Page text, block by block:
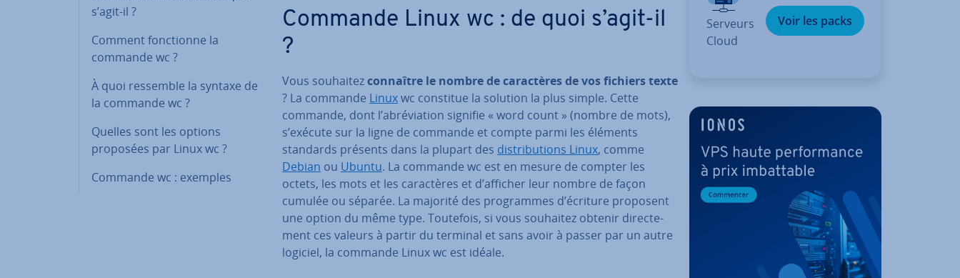
s’agit-il ?
Comment fonc­tionne la
commande wc ?
À quoi ressemble la syntaxe de
la commande wc ?
Quelles sont les options
proposées par Linux wc ?
Commande wc : exemples
Commande Linux wc : de quoi s’agit-il
?
Vous souhaitezconnaître le nombre de ca­rac­tères de vos fichiers texte
? La commande Linuxwc constitue la solution la plus simple. Cette
commande, dont l’abré­via­tion signifie « word count » (nombre de mots),
s’exécute sur la ligne de commande et compte parmi les éléments
standards présents dans la plupart des dis­tri­bu­tions Linux, comme
Debian ou Ubuntu. La commande wc est en mesure de compter les
octets, les mots et les ca­rac­tères et d’afficher leur nombre de façon
cumulée ou séparée. La majorité des pro­grammes d’écriture proposent
une option du même type. Toutefois, si vous souhaitez obtenir di­rec­te­
ment ces valeurs à partir du terminal et sans avoir à passer par un autre
logiciel, la commande Linux wc est idéale.
Serveurs
Cloud
Voir les packs